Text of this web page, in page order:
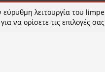
εύρυθμη λειτουργία του
να ορίσετε τις επιλογές